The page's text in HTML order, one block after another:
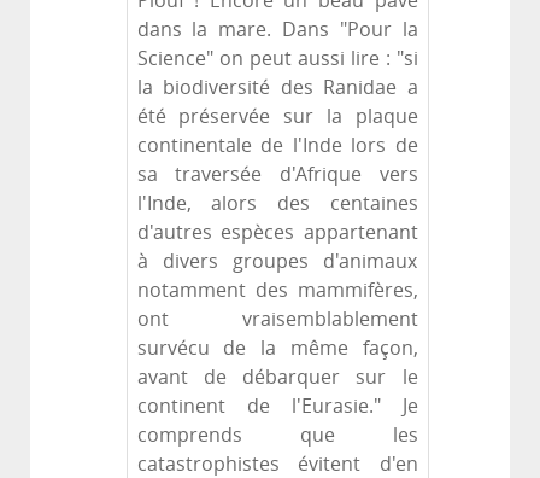
dans la mare. Dans "Pour la
Science" on peut aussi lire : "si
la biodiversité des Ranidae a
été préservée sur la plaque
continentale de l'Inde lors de
sa traversée d'Afrique vers
l'Inde, alors des centaines
d'autres espèces appartenant
à divers groupes d'animaux
notamment des mammifères,
ont vraisemblablement
survécu de la même façon,
avant de débarquer sur le
continent de l'Eurasie." Je
comprends que les
catastrophistes évitent d'en